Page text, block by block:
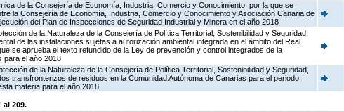
de la Consejería de Economía, Industria, Comercio y Conocimiento, por la que se
la Consejería de Economía, Industria, Comercio y Conocimiento y Asociación Canaria de
del Plan de Inspecciones de Seguridad Industrial y Minera en el año 2018
de la Naturaleza de la Consejería de Política Territorial, Sostenibilidad y Seguridad,
de las instalaciones sujetas a autorización ambiental integrada en el ámbito del Real
se aprueba el texto refundido de la Ley de prevención y control integrados de la
para el año 2018
de la Naturaleza de la Consejería de Política Territorial, Sostenibilidad y Seguridad,
transfronterizos de residuos en la Comunidad Autónoma de Canarias para el periodo
materia para el año 2018
al 209.